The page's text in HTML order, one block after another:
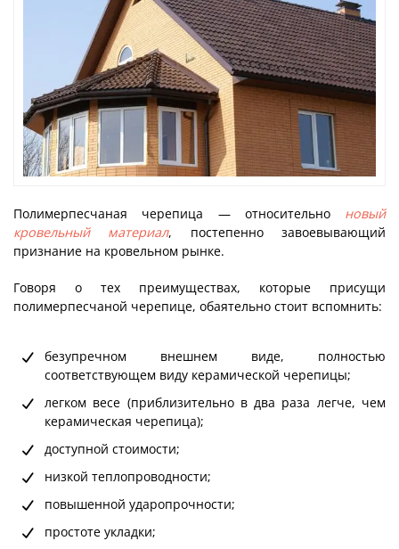
Полимерпесчаная черепица — относительно новый
кровельный материал, постепенно завоевывающий
признание на кровельном рынке.
Говоря о тех преимуществах, которые присущи
полимерпесчаной черепице, обаятельно стоит вспомнить:
безупречном внешнем виде, полностью
соответствующем виду керамической черепицы;
легком весе (приблизительно в два раза легче, чем
керамическая черепица);
доступной стоимости;
низкой теплопроводности;
повышенной ударопрочности;
простоте укладки;